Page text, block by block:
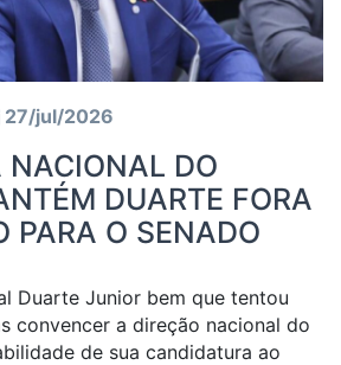
27/jul/2026
NACIONAL DO
DUARTE FORA
PARA O SENADO
Duarte Junior bem que tentou
convencer a direção nacional do
de sua candidatura ao